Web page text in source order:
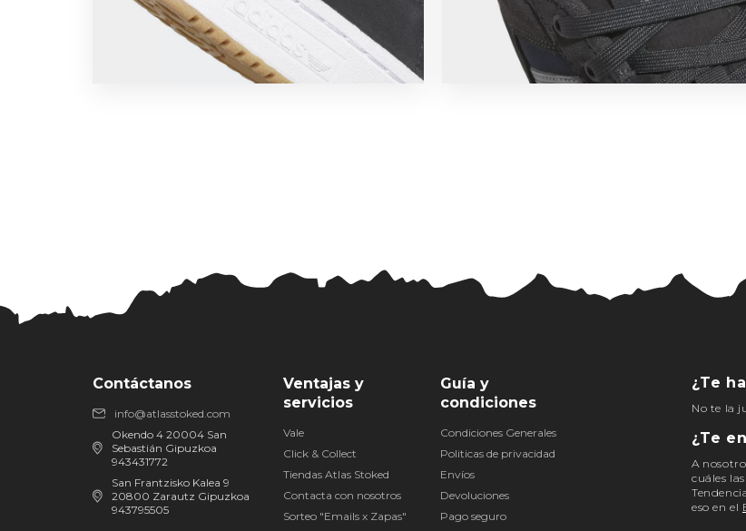
Contáctanos
info@atlasstoked.com
Okendo 4 20004 San
Sebastián Gipuzkoa
943431772
San Frantzisko Kalea 9
20800 Zarautz Gipuzkoa
943795505
Ventajas y
servicios
Vale
Click & Collect
Tiendas Atlas Stoked
Contacta con nosotros
Sorteo "Emails x Zapas"
Guía y
condiciones
Condiciones Generales
Politicas de privacidad
Envíos
Devoluciones
Pago seguro
¿Te
No te la
¿Te
A
cuáles
eso en el